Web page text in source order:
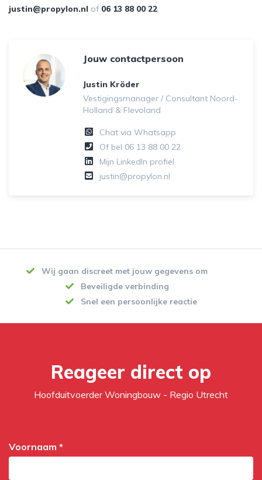
justin@propylon.nl of 06 13 88 00 22.
Jouw contactpersoon
Justin Kröder
Vestigingsmanager / Consultant Noord-
Holland & Flevoland
Chat via Whatsapp
Of bel 06 13 88 00 22
Mijn LinkedIn profiel
justin@propylon.nl
Wij gaan discreet met jouw gegevens om
Beveiligde verbinding
Snel een persoonlijke reactie
Reageer direct op
Hoofduitvoerder Woningbouw - Regio Utrecht
Voornaam *